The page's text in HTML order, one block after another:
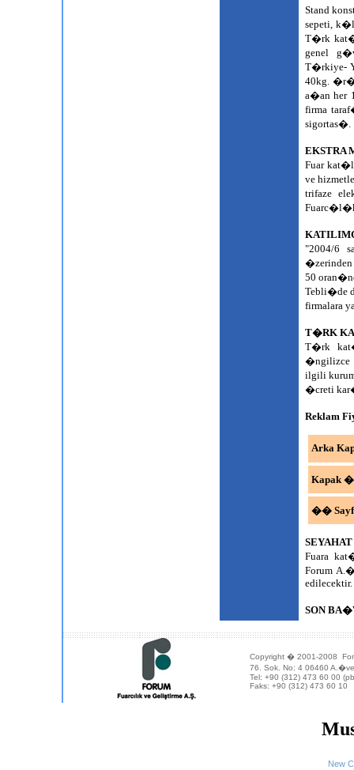
Stand
sepeti,
T�rk
genel
T�rkiye-
40kg.
a�an her
firma
sigortas�.
EKSTRA
Fuar
ve
trifaze
"2004/6
50
Tebli�de
firmalara
T�RK
T�rk
�ngilizce
ilgili
�creti
Reklam
Arka
Kapak
��
Fuara
Forum
edilecektir.
SON
Copyright � 2001-2008
76. Sok. No: 4 06460
Tel: +90 (312) 473 60 00
Faks: +90 (312) 473 60 10
New